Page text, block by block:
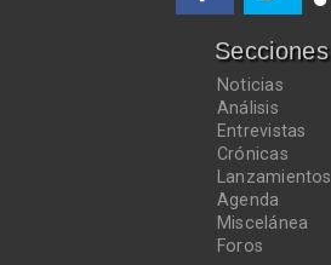
Secciones
Noticias
Análisis
Entrevistas
Crónicas
Lanzamientos
Agenda
Miscelánea
Foros